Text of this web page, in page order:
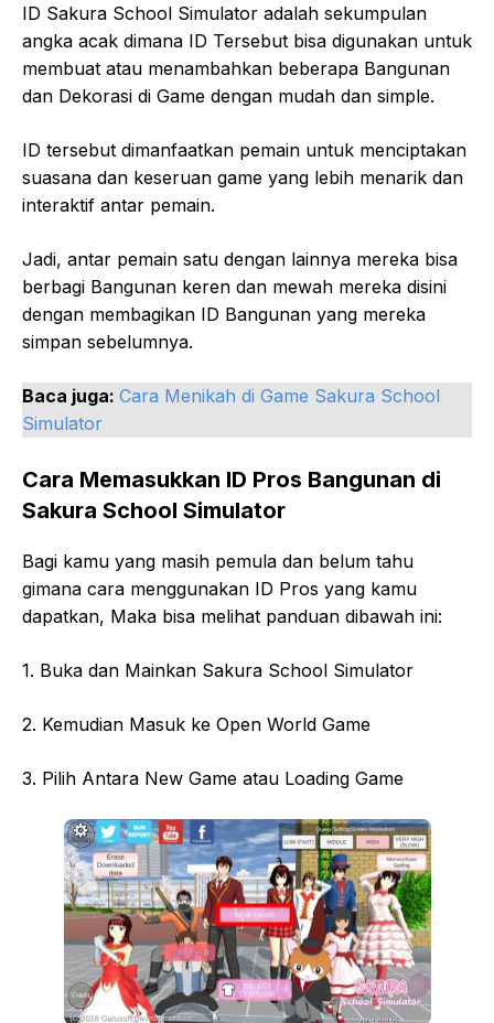
ID Sakura School Simulator adalah sekumpulan
angka acak dimana ID Tersebut bisa digunakan untuk
membuat atau menambahkan beberapa Bangunan
dan Dekorasi di Game dengan mudah dan simple.
ID tersebut dimanfaatkan pemain untuk menciptakan
suasana dan keseruan game yang lebih menarik dan
interaktif antar pemain.
Jadi, antar pemain satu dengan lainnya mereka bisa
berbagi Bangunan keren dan mewah mereka disini
dengan membagikan ID Bangunan yang mereka
simpan sebelumnya.
Baca juga: Cara Menikah di Game Sakura School
Simulator
Cara Memasukkan ID Pros Bangunan di
Sakura School Simulator
Bagi kamu yang masih pemula dan belum tahu
gimana cara menggunakan ID Pros yang kamu
dapatkan, Maka bisa melihat panduan dibawah ini:
1. Buka dan Mainkan Sakura School Simulator
2. Kemudian Masuk ke Open World Game
3. Pilih Antara New Game atau Loading Game